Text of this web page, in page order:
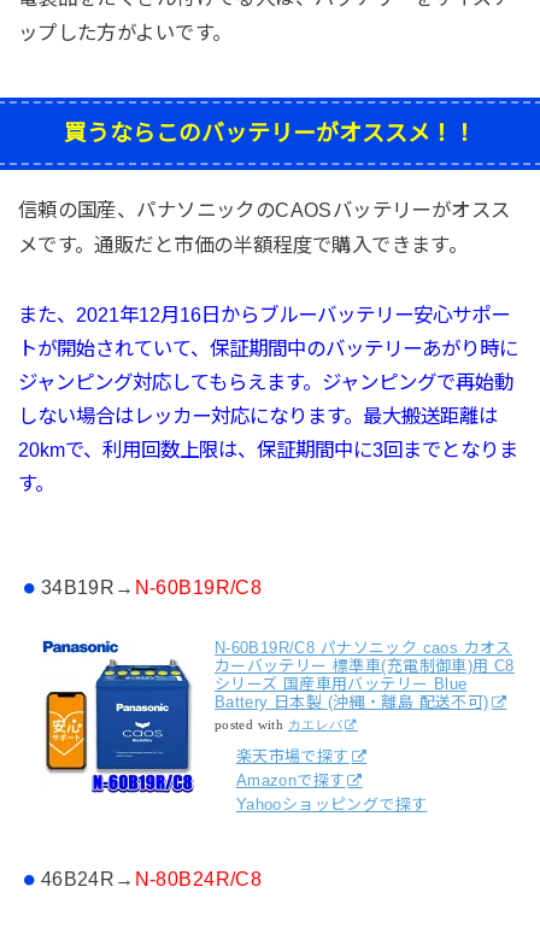
ップした方がよいです。
買うならこのバッテリーがオススメ！！
信頼の国産、パナソニックのCAOSバッテリーがオスス
メです。通販だと市価の半額程度で購入できます。
また、2021年12月16日から ブルーバッテリー安心サポー
トが開始されていて、 保証期間中のバッテリーあがり時に
ジャンピング対応してもらえます。ジャンピングで再始動
しない場合はレッカー対応になります。最大搬送距離は
20kmで、利用回数上限は、保証期間中に3回までとなりま
す。
34B19R→ N-60B19R/C8
N-60B19R/C8 パナソニック caos カオス
カーバッテリー 標準車(充電制御車)用 C8
シリーズ 国産車用バッテリー Blue
Battery 日本製 (沖縄・離島 配送不可)
posted with カエレバ
楽天市場で探す
Amazonで探す
Yahooショッピングで探す
46B24R→ N-80B24R/C8